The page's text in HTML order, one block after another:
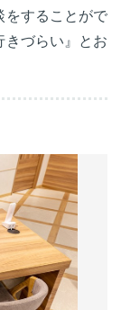
をすることがで
きづらい』とお